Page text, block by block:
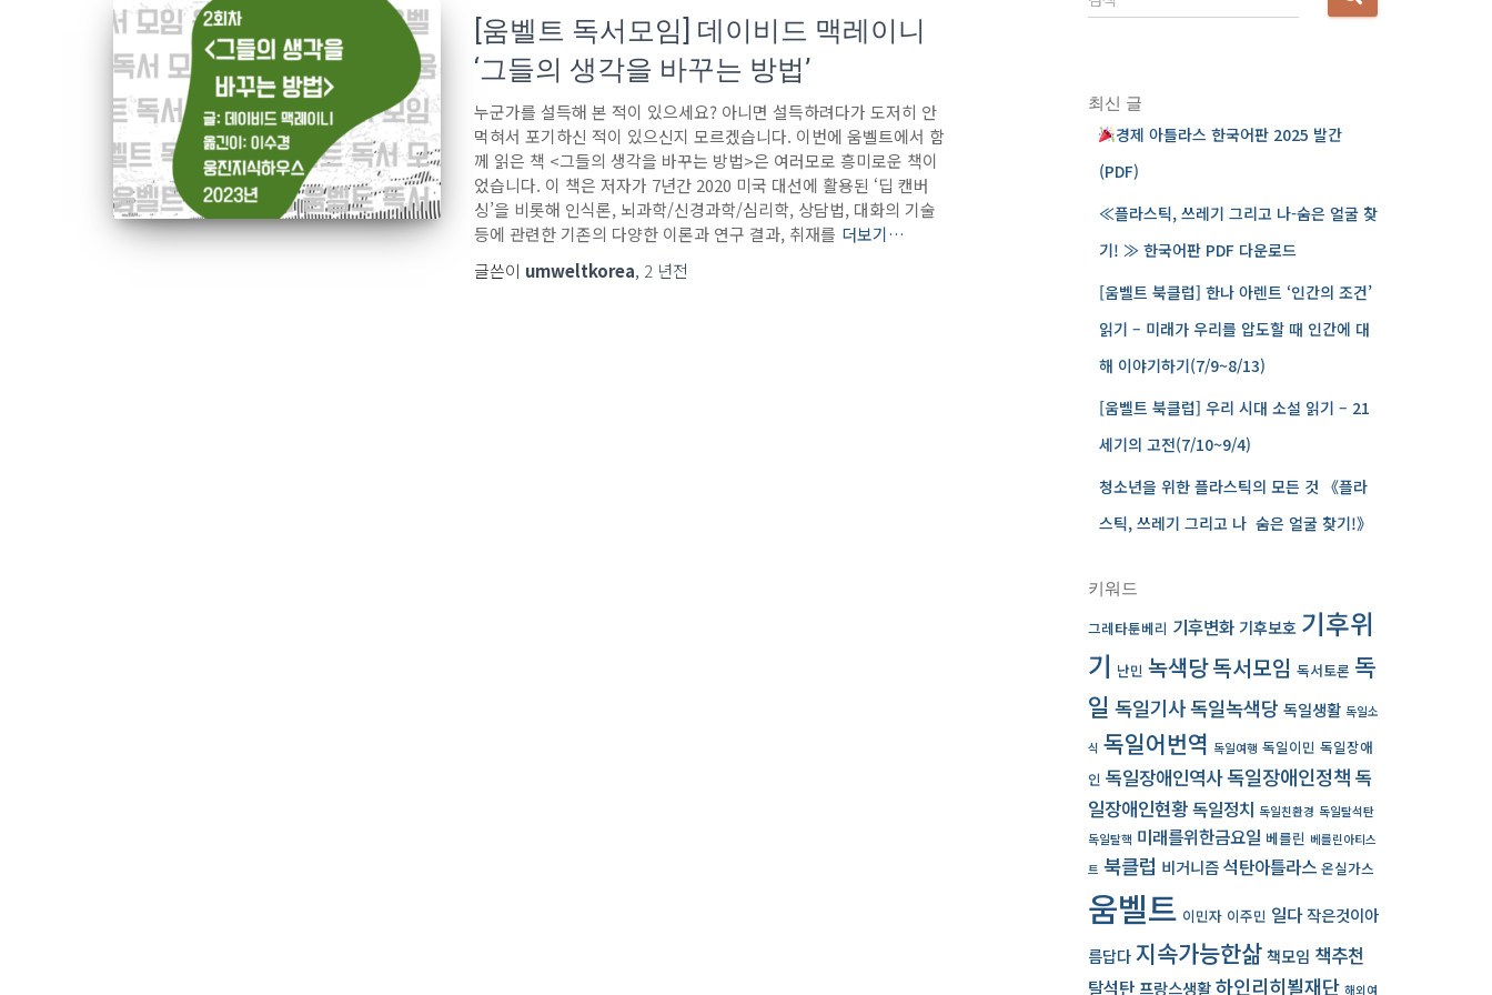
[움벨트 독서모임] 데이비드 맥레이니
‘그들의 생각을 바꾸는 방법’
누군가를 설득해 본 적이 있으세요? 아니면 설득하려다가 도저히 안
먹혀서 포기하신 적이 있으신지 모르겠습니다. 이번에 움벨트에서 함
께 읽은 책 <그들의 생각을 바꾸는 방법>은 여러모로 흥미로운 책이
었습니다. 이 책은 저자가 7년간 2020 미국 대선에 활용된 ‘딥 캔버
싱’을 비롯해 인식론, 뇌과학/신경과학/심리학, 상담법, 대화의 기술
등에 관련한 기존의 다양한 이론과 연구 결과, 취재를 더보기…
글쓴이 umweltkorea, 2 년전
음
최신 글
경제 아틀라스 한국어판 2025 발간
(PDF)
≪플라스틱, 쓰레기 그리고 나-숨은 얼굴 찾
기! ≫ 한국어판 PDF 다운로드
[움벨트 북클럽] 한나 아렌트 ‘인간의 조건’
읽기 – 미래가 우리를 압도할 때 인간에 대
해 이야기하기(7/9~8/13)
[움벨트 북클럽] 우리 시대 소설 읽기 – 21
세기의 고전(7/10~9/4)
청소년을 위한 플라스틱의 모든 것 《플라
스틱, 쓰레기 그리고 나 ­ 숨은 얼굴 찾기!》
키워드
그레타툰베리 기후변화 기후보호 기후위
기 난민 녹색당독서모임 독서토론 독
일 독일기사독일녹색당 독일생활 독일소
식 독일어번역 독일여행 독일이민 독일장애
인 독일장애인역사독일장애인정책 독
일장애인현황독일정치 독일친환경 독일탈석탄
독일탈핵 미래를위한금요일 베를린 베를린아티스
트 북클럽 비거니즘 석탄아틀라스 온실가스
움벨트 이민자 이주민 일다 작은것이아
름답다 지속가능한삶 책모임 책추천
탈석탄 프랑스생활 하인리히뵐재단 해외여